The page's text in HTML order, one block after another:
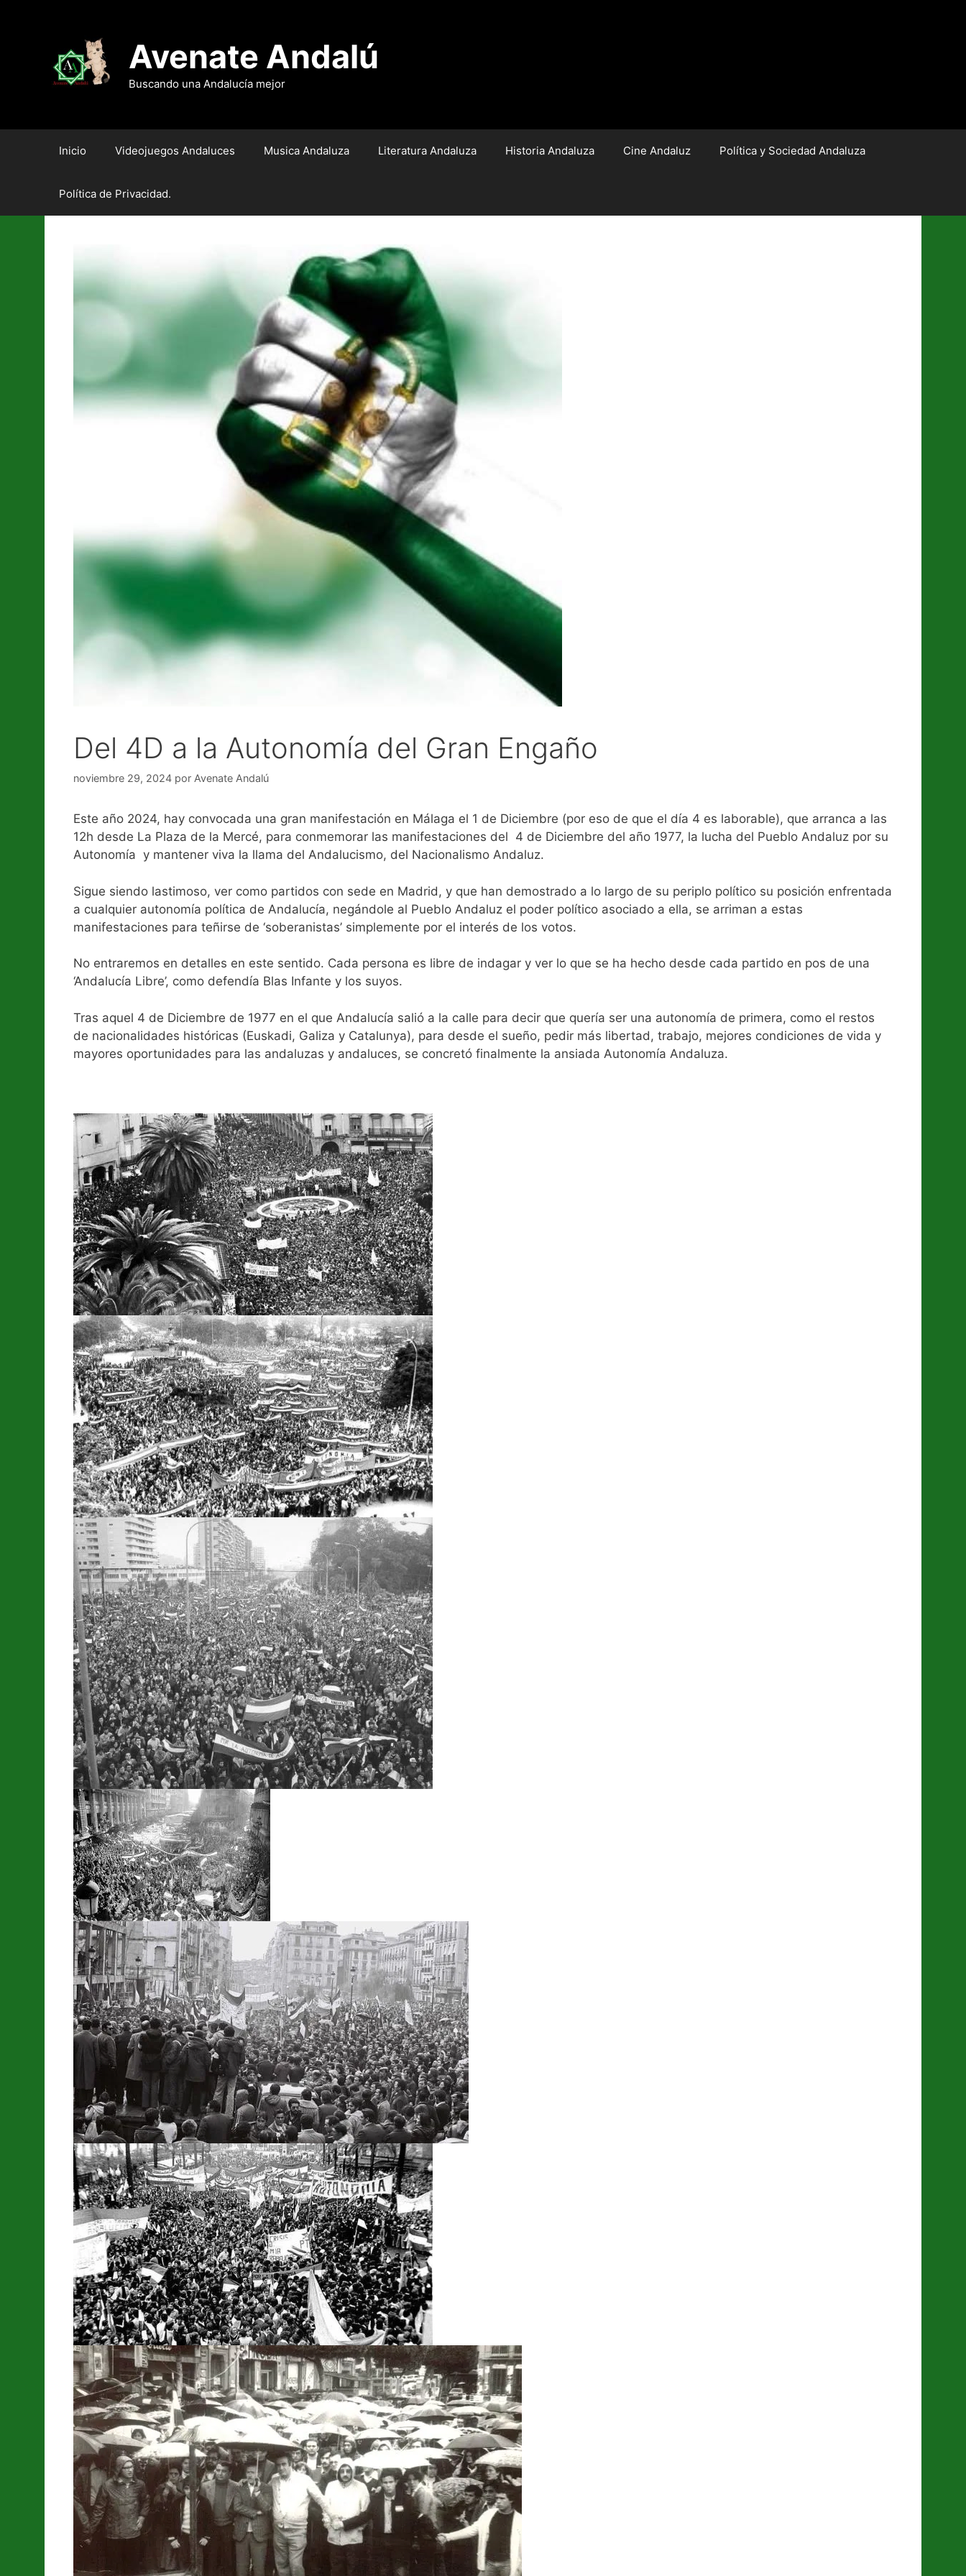
Avenate Andalú
Buscando una Andalucía mejor
Inicio Videojuegos Andaluces Musica Andaluza Literatura Andaluza Historia Andaluza Cine Andaluz Política y Sociedad Andaluza
Política de Privacidad.
Del 4D a la Autonomía del Gran Engaño
noviembre 29, 2024 por Avenate Andalú
Este año 2024, hay convocada una gran manifestación en Málaga el 1 de Diciembre (por eso de que el día 4 es laborable), que arranca a las
12h desde La Plaza de la Mercé, para conmemorar las manifestaciones del 4 de Diciembre del año 1977, la lucha del Pueblo Andaluz por su
Autonomía y mantener viva la llama del Andalucismo, del Nacionalismo Andaluz.
Sigue siendo lastimoso, ver como partidos con sede en Madrid, y que han demostrado a lo largo de su periplo político su posición enfrentada
a cualquier autonomía política de Andalucía, negándole al Pueblo Andaluz el poder político asociado a ella, se arriman a estas
manifestaciones para teñirse de ‘soberanistas’ simplemente por el interés de los votos.
No entraremos en detalles en este sentido. Cada persona es libre de indagar y ver lo que se ha hecho desde cada partido en pos de una
‘Andalucía Libre’, como defendía Blas Infante y los suyos.
Tras aquel 4 de Diciembre de 1977 en el que Andalucía salió a la calle para decir que quería ser una autonomía de primera, como el restos
de nacionalidades históricas (Euskadi, Galiza y Catalunya), para desde el sueño, pedir más libertad, trabajo, mejores condiciones de vida y
mayores oportunidades para las andaluzas y andaluces, se concretó finalmente la ansiada Autonomía Andaluza.